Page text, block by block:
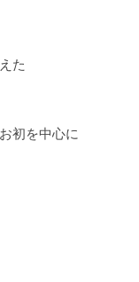
た
初を中心に